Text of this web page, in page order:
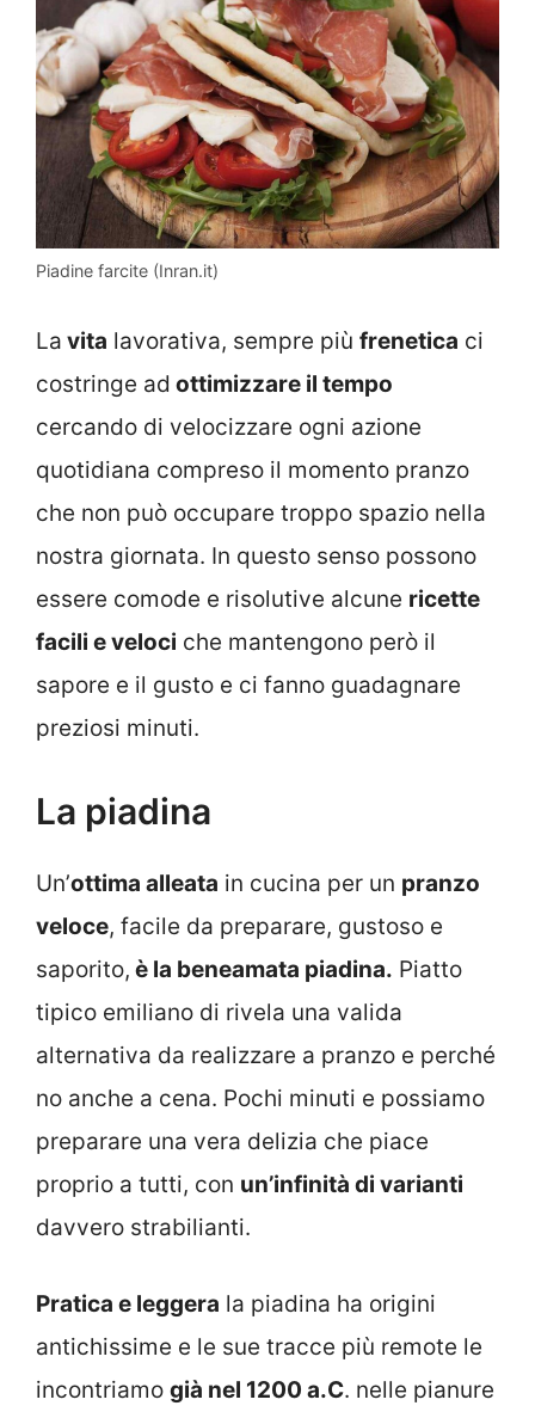
Piadine farcite (Inran.it)
La vita lavorativa, sempre più frenetica ci
costringe ad ottimizzare il tempo
cercando di velocizzare ogni azione
quotidiana compreso il momento pranzo
che non può occupare troppo spazio nella
nostra giornata. In questo senso possono
essere comode e risolutive alcune ricette
facili e veloci che mantengono però il
sapore e il gusto e ci fanno guadagnare
preziosi minuti.
La piadina
Un’ottima alleata in cucina per un pranzo
veloce, facile da preparare, gustoso e
saporito, è la beneamata piadina. Piatto
tipico emiliano di rivela una valida
alternativa da realizzare a pranzo e perché
no anche a cena. Pochi minuti e possiamo
preparare una vera delizia che piace
proprio a tutti, con un’infinità di varianti
davvero strabilianti.
Pratica e leggera la piadina ha origini
antichissime e le sue tracce più remote le
incontriamo già nel 1200 a.C. nelle pianure